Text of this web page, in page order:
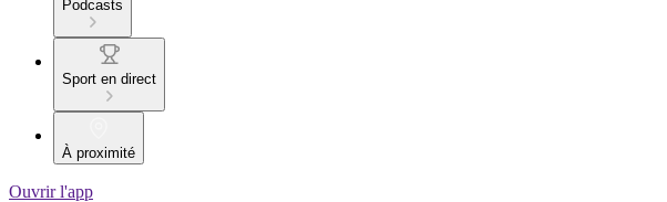
Podcasts
Sport en direct
À proximité
Ouvrir l'app